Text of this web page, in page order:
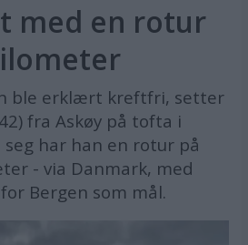
med en rotur
ble erklært kreftfri, setter
fra Askøy på tofta i
seg har han en rotur på
- via Danmark, med
Bergen som mål.